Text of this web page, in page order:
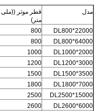
مدل
قطر موثر ((ملی
متر)
DL800*22000
800
DL800*64000
800
DL1000*2000
1000
DL1200*3000
1200
DL1500*3500
1500
DL1800*7000
1800
DL2500*15000
2500
DL2600*6000
2600